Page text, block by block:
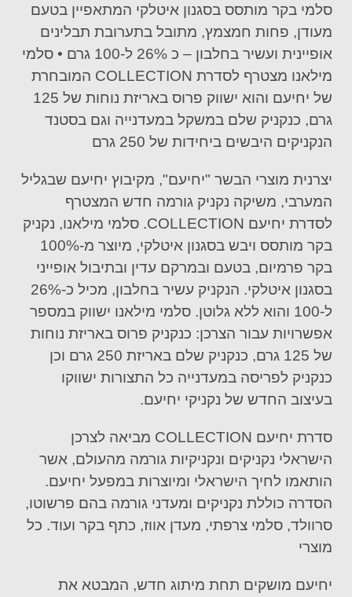
סלמי בקר מותסס בסגנון איטלקי המתאפיין בטעם
מעודן, פחות חמצמץ, מתובל בתערובת תבלינים
אופיינית ועשיר בחלבון – כ 26% ל-100 גרם • סלמי
מילאנו מצטרף לסדרת COLLECTION המובחרת
של יחיעם והוא ישווק פרוס באריזת
נוחות של 125
גרם, כנקניק שלם במשקל במעדנייה וגם בסטנד
הנקניקים היבשים ביחידות של 250 גרם
יצרנית מוצרי הבשר "יחיעם", מקיבוץ יחיעם שבגליל
המערבי, משיקה נקניק גורמה חדש המצטרף
לסדרת יחיעם COLLECTION
. סלמי מילאנו, נקניק
בקר מותסס ויבש בסגנון איטלקי, מיוצר מ-100%
בקר פרמיום, בטעם ובמרקם עדין ובתיבול אופייני
בסגנון איטלקי. הנקניק עשיר בחלבון, מכיל כ-26%
ל-100 והוא ללא גלוטן. סלמי מילאנו ישווק במספר
אפשרויות עבור הצרכן: כנקניק פרוס באריזת נוחות
של 125 גרם, כנקניק שלם באריזת 250 גרם וכן
כנקניק לפריסה במעדנייה כל התצורות ישווקו
בעיצוב החדש של נקניקי יחיעם.
סדרת יחיעם COLLECTION מביאה לצרכן
הישראלי נקניקים ונקניקיות גורמה מהעולם, אשר
הותאמו לחיך הישראלי ומיוצרות במפעל יחיעם.
הסדרה כוללת נקניקים ומעדני גורמה בהם פרשוטו,
סרוולד, סלמי צרפתי, מעדן אווז, כתף בקר ועוד. כל
מוצרי
יחיעם מושקים תחת מיתוג חדש, המבטא את